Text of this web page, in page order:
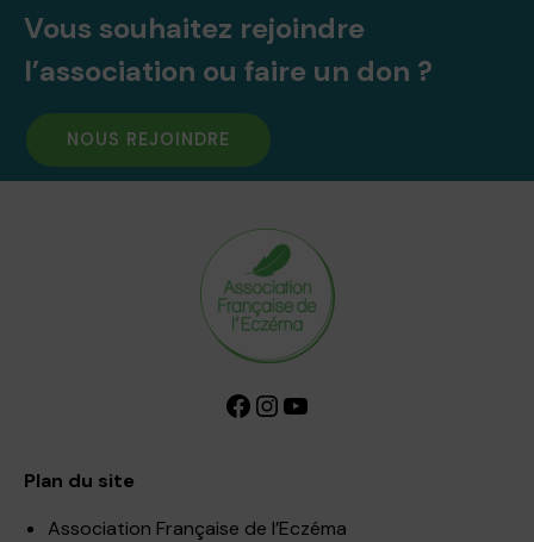
Vous souhaitez rejoindre
l’association ou faire un don ?
NOUS REJOINDRE
Facebook InstagramYouTube
Plan du site
Association Française de l’Eczéma